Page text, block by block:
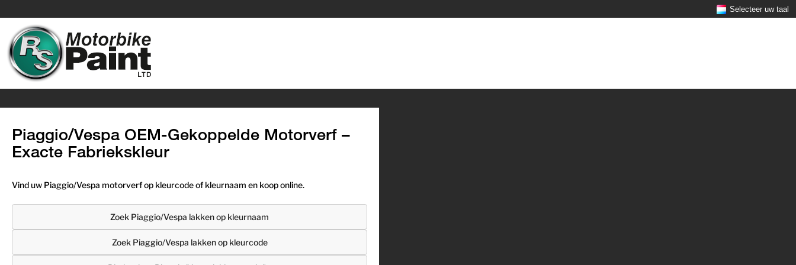
Selecteer uw taal
Piaggio/Vespa OEM-Gekoppelde Motorverf –
Exacte Fabriekskleur
Vind uw Piaggio/Vespa motorverf op kleurcode of kleurnaam en koop online.
Zoek Piaggio/Vespa lakken op kleurnaam
Zoek Piaggio/Vespa lakken op kleurcode